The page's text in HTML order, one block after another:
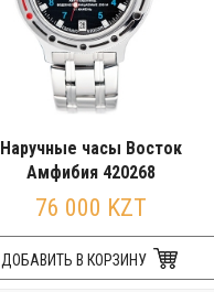
Наручные часы Восток
Амфибия 420268
76 000 KZT
ДОБАВИТЬ В КОРЗИНУ